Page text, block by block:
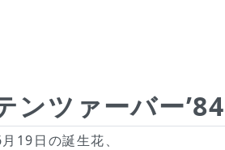
ンツァーバー’84
19日の誕生花、